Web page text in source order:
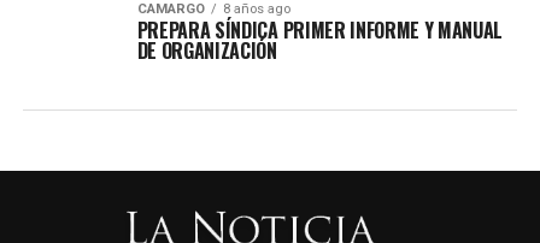
CAMARGO 8 años ago
PREPARA SÍNDICA PRIMER INFORME Y MANUAL
DE ORGANIZACIÓN